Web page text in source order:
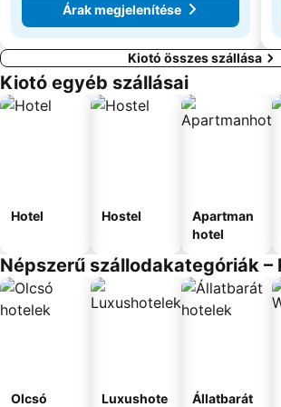
Árak megjelenítése
Kiotó összes szállása
Kiotó egyéb szállásai
Hotel Hostel
Apartman
hotel
Népszerű szállodakategóriák –
Olcsó
Luxushote
Állatbarát